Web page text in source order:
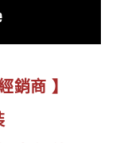
銷商 】